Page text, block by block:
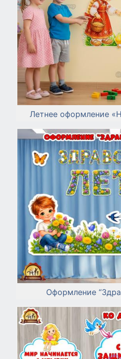
Летнее оформление
Оформление